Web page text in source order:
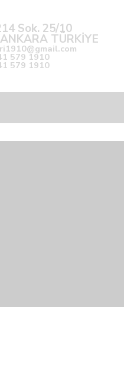
Sok. 25/10
TÜRKİYE
579 1910
579 1910